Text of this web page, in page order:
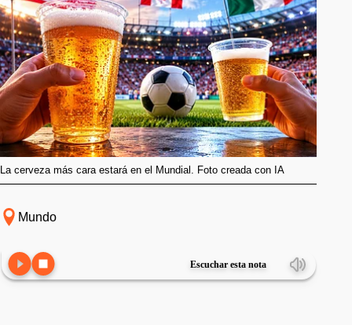
La cerveza más cara estará en el Mundial. Foto creada con IA
Mundo
Escuchar esta nota